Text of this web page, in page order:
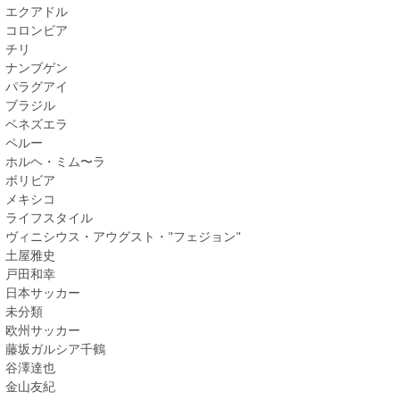
エクアドル
コロンビア
チリ
ナンブゲン
パラグアイ
ブラジル
ベネズエラ
ペルー
ホルヘ・ミム〜ラ
ボリビア
メキシコ
ライフスタイル
ヴィニシウス・アウグスト・"フェジョン"
土屋雅史
戸田和幸
日本サッカー
未分類
欧州サッカー
藤坂ガルシア千鶴
谷澤達也
金山友紀